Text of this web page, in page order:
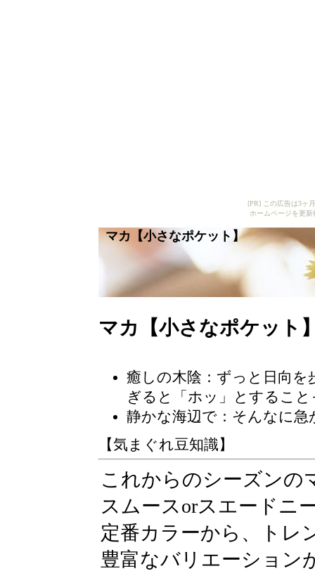
[PR] この広告は3ヶ
ホームページを更
マカ【小さなポケット】
マカ【小さなポケット
癒しの木陰 ：ずっと日向
ぎると「ホッ」とするこ
静かな海辺で：そんなに
【気まぐれ豆知識】
これからのシーズンの
スムースorスエードニ
定番カラーから、トレ
豊富なバリエーション